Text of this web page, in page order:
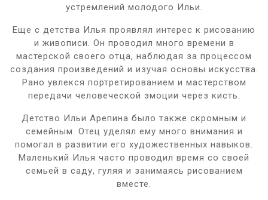
устремлений молодого Ильи.
Еще с детства Илья проявлял интерес к рисованию
и живописи. Он проводил много времени в
мастерской своего отца, наблюдая за процессом
создания произведений и изучая основы искусства.
Рано увлекся портретированием и мастерством
передачи человеческой эмоции через кисть.
Детство Ильи Арепина было также скромным и
семейным. Отец уделял ему много внимания и
помогал в развитии его художественных навыков.
Маленький Илья часто проводил время со своей
семьей в саду, гуляя и занимаясь рисованием
вместе.